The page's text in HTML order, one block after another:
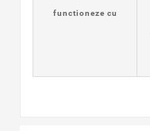
functioneze cu